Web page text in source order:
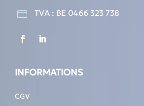
 TVA : BE 0466 323 738
INFORMATIONS
CGV